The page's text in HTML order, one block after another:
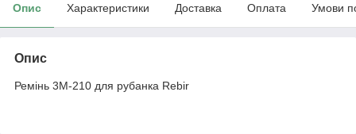
Опис Характеристики Доставка Оплата Умови
Опис
Ремінь 3M-210 для рубанка Rebir